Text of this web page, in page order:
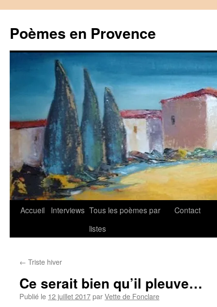
contenu
Poèmes en Provence
Accueil Interviews Tous les poèmes par
listes
Contact
← Triste hiver
Ce serait bien qu’il pleuve…
Publié le 12 juillet 2017parVette de Fonclare